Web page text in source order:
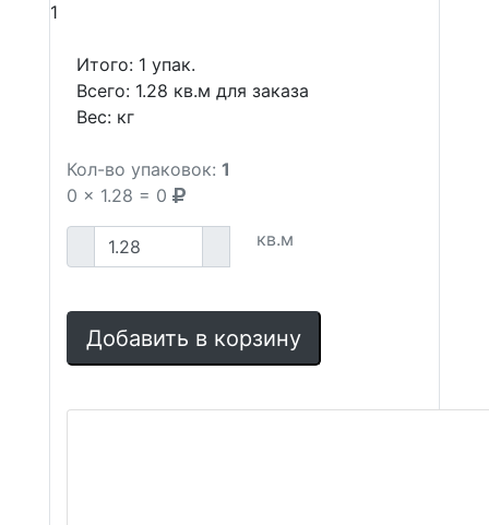
1
Итого: 1 упак.
Всего: 1.28 кв.м для заказа
Вес: кг
Кол-во упаковок: 1
0 x 1.28 = 0
кв.м
Добавить в корзину